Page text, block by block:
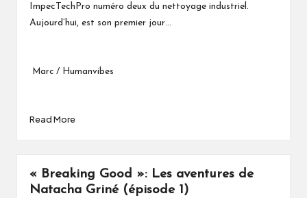
ImpecTechPro numéro deux du nettoyage industriel.
Aujourd’hui, est son premier jour…
Marc / Humanvibes
Read More
« Breaking Good »: Les aventures de
Natacha Griné (épisode 1)